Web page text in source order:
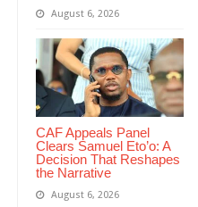
August 6, 2026
CAF Appeals Panel
Clears Samuel Eto’o: A
Decision That Reshapes
the Narrative
August 6, 2026